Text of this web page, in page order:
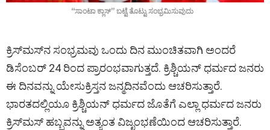
“ಸಾಂಟಾ ಕ್ಲಾಸ್” ಬಟ್ಟೆ ತೊಟ್ಟು ಸಂಭ್ರಮಿಸುವುದು
ಕ್ರಿಸ್‌ಮಸ್‌ನ ಸಂಭ್ರಮವು ಒಂದು ದಿನ ಮುಂಚಿತವಾಗಿ ಅಂದರೆ
ಡಿಸೆಂಬರ್ 24 ರಿಂದ ಪ್ರಾರಂಭವಾಗುತ್ತದೆ. ಕ್ರಿಶ್ಚಿಯನ್ ಧರ್ಮದ ಜನರು
ಈ ದಿನವನ್ನು ಯೇಸುಕ್ರಿಸ್ತನ ಜನ್ಮದಿನವೆಂದು ಆಚರಿಸುತ್ತಾರೆ.
ಭಾರತದಲ್ಲಿಯೂ ಕ್ರಿಶ್ಚಿಯನ್ ಧರ್ಮದ ಜೊತೆಗೆ ಎಲ್ಲಾ ಧರ್ಮದ ಜನರು
ಕ್ರಿಸ್‌ಮಸ್‌ ಹಬ್ಬವನ್ನು ಅತ್ಯಂತ ವಿಜೃಂಭಣೆಯಿಂದ ಆಚರಿಸುತ್ತಾರೆ.